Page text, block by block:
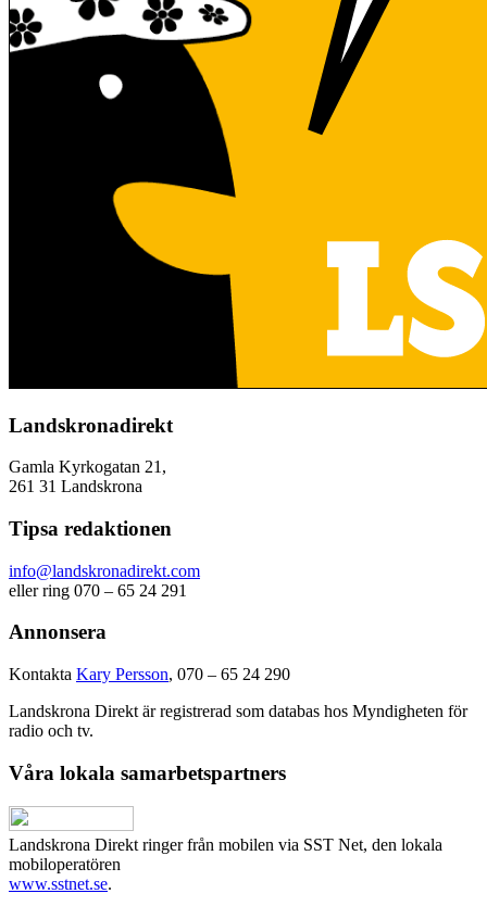
Landskronadirekt
Gamla Kyrkogatan 21,
261 31 Landskrona
Tipsa redaktionen
info@landskronadirekt.com
eller ring 070 – 65 24 291
Annonsera
Kontakta Kary Persson, 070 – 65 24 290
Landskrona Direkt är registrerad som databas hos Myndigheten för
radio och tv.
Våra lokala samarbetspartners
Landskrona Direkt ringer från mobilen via SST Net, den lokala
mobiloperatören
www.sstnet.se.